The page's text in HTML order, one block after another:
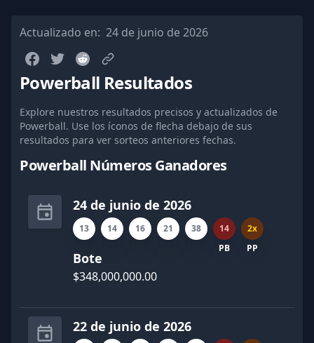
Actualizado en: 24 de junio de 2026
Powerball Resultados
Explore nuestros resultados precisos y actualizados de
Powerball. Use los íconos de flecha debajo de sus
resultados para ver sorteos anteriores fechas.
Powerball Números Ganadores
24 de junio de 2026
13 14 16 21
38
PB
14
PP
2x
Bote
$348,000,000.00
22 de junio de 2026